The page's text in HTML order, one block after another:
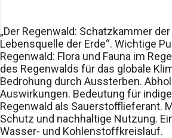
Luft und Chemie. Warum lieben
Ein Teil ist reine Biologie.
Geosmin ext...
steigen – eine Zunahme von 0,8 %
Das Ziel, die globale Erwärmung
begrenzen, erfordert laut IEA eine
Emissionen um 42 % bis 2030 . In
analysieren wir: Die Rangfolge der
Verursacher (Länder). Die
(Energie, Verkehr, Industrie,
Landnutzung, Gebäude, Abfall).
„Der Regenwald: Schatzkammer
Lebensquelle der Erde“. Wichtige
Regenwald: Flora und Fauna im
des Regenwalds für das globale
Bedrohung durch Aussterben.
Auswirkungen. Bedeutung für
Regenwald als Sauerstofflieferant.
Schutz und nachhaltige Nutzung.
Wasser- und Kohlenstoffkreislauf.